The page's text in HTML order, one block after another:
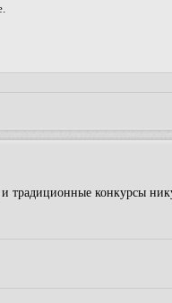
традиционные конкурсы